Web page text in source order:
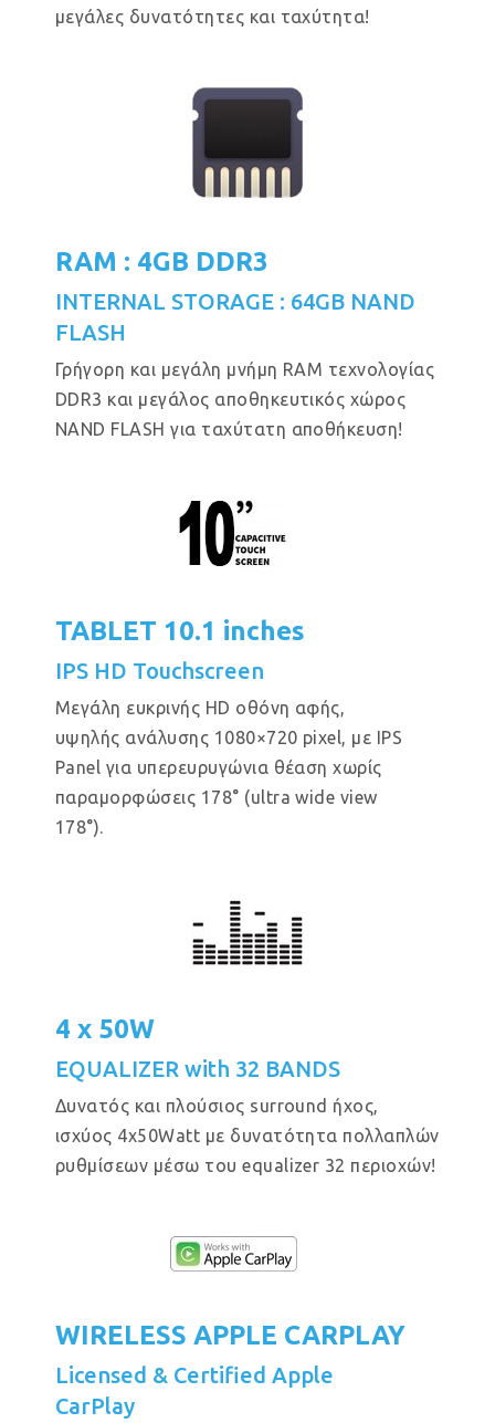
μεγάλες δυνατότητες και ταχύτητα!
RAM : 4GB DDR3
INTERNAL STORAGE : 64GB NAND
FLASH
Γρήγορη και μεγάλη μνήμη RAM τεχνολογίας
DDR3 και μεγάλος αποθηκευτικός χώρος
NAND FLASH για ταχύτατη αποθήκευση!
TABLET 10.1 inches
IPS HD Touchscreen
Μεγάλη ευκρινής HD οθόνη αφής,
υψηλής ανάλυσης 1080×720 pixel, με IPS
Panel για υπερευρυγώνια θέαση χωρίς
παραμορφώσεις 178° (ultra wide view
178°).
4 x 50W
EQUALIZER with 32 BANDS
Δυνατός και πλούσιος surround ήχος,
ισχύος 4x50Watt με δυνατότητα πολλαπλών
ρυθμίσεων μέσω του equalizer 32 περιοχών!
WIRELESS APPLE CARPLAY
Licensed & Certified Apple
CarPlay